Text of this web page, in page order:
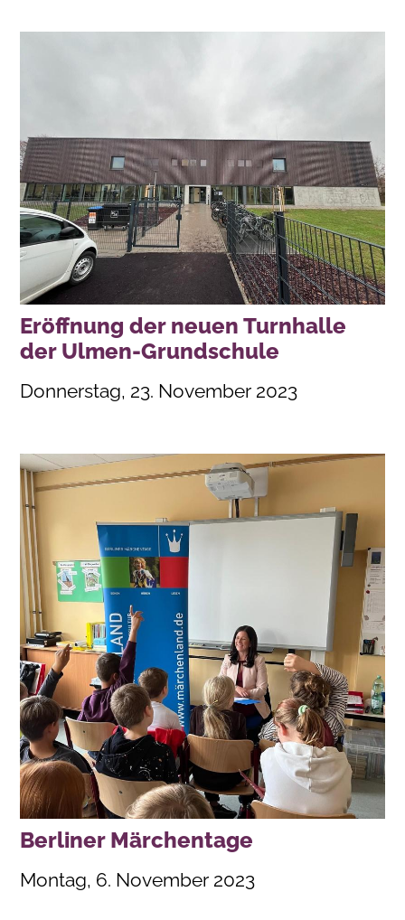
Eröffnung der neuen Turnhalle
der Ulmen-Grundschule
Donnerstag, 23. November 2023
Berliner Märchentage
Montag, 6. November 2023